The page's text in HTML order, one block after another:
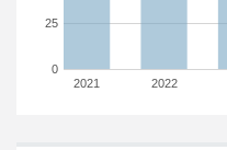
2021 2022
0
25